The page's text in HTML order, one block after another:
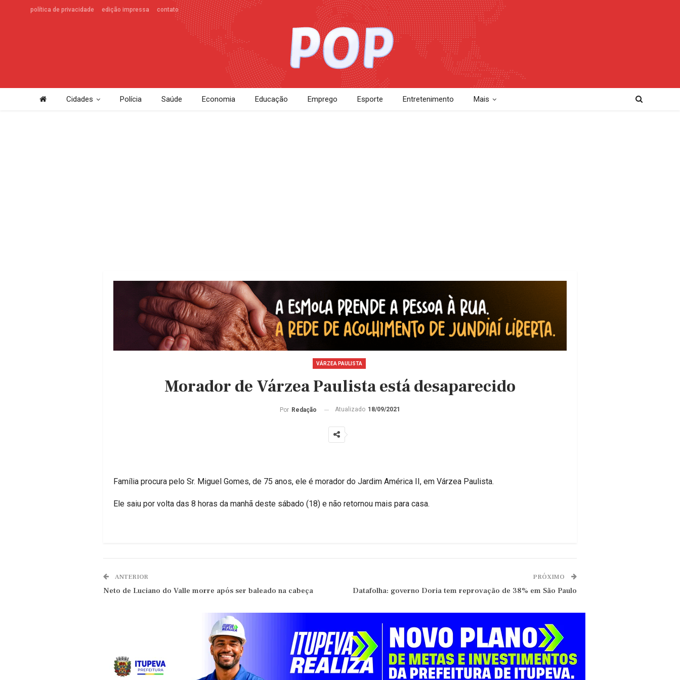
política de privacidade edição impressa contato
Cidades Polícia Saúde Economia Educação Emprego Esporte Entretenimento Mais
VÁRZEA PAULISTA
Morador de Várzea Paulista está desaparecido
Por Redação Atualizado 18/09/2021
Família procura pelo Sr. Miguel Gomes, de 75 anos, ele é morador do Jardim América II, em Várzea Paulista.
Ele saiu por volta das 8 horas da manhã deste sábado (18) e não retornou mais para casa.
ANTERIOR
Neto de Luciano do Valle morre após ser baleado na cabeça
PRÓXIMO
Datafolha: governo Doria tem reprovação de 38% em São Paulo